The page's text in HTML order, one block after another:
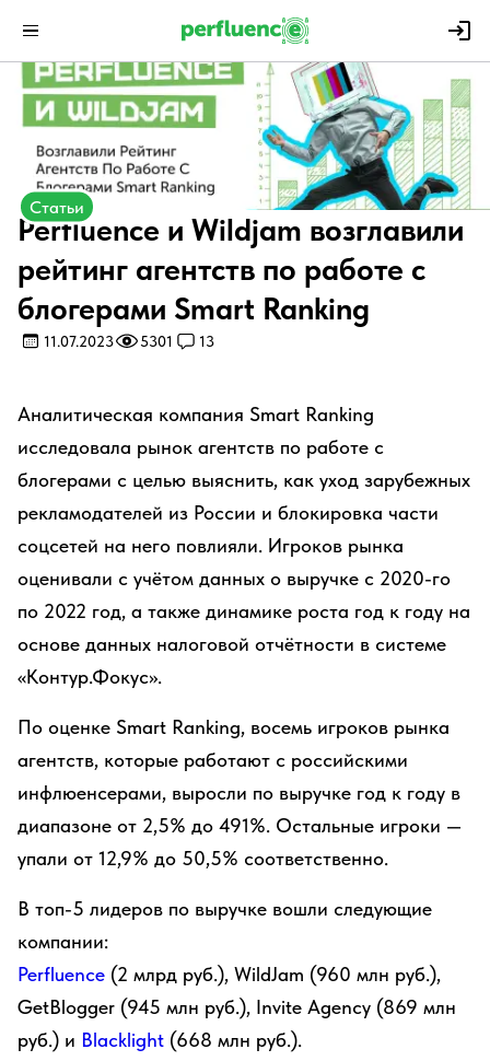
Статьи
Perfluence и Wildjam возглавили
рейтинг агентств по работе с
блогерами Smart Ranking
11.07.2023 5301 13
Аналитическая компания Smart Ranking
исследовала рынок агентств по работе с
блогерами с целью выяснить, как уход зарубежных
рекламодателей из России и блокировка части
соцсетей на него повлияли. Игроков рынка
оценивали с учётом данных о выручке с 2020-го
по 2022 год, а также динамике роста год к году на
основе данных налоговой отчётности в системе
«Контур.Фокус».
По оценке Smart Ranking, восемь игроков рынка
агентств, которые работают с российскими
инфлюенсерами, выросли по выручке год к году в
диапазоне от 2,5% до 491%. Остальные игроки —
упали от 12,9% до 50,5% соответственно.
В топ-5 лидеров по выручке вошли следующие
компании:
Perfluence (2 млрд руб.), WildJam (960 млн руб.),
GetBlogger (945 млн руб.), Invite Agency (869 млн
руб.) и Blacklight (668 млн руб.).